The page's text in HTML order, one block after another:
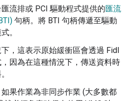
流排或 PCI 驅動程式提供的匯流
句柄。將 BTI 句柄傳遞至驅動
。
，這表示原始緩衝區會透過 Fidl
因為在這種情況下，傳送資料時
果作業為非同步作業 (大多數都